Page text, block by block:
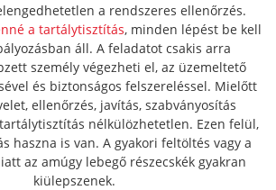
a rendszeres ellenőrzés.
a tartálytisztítás, minden lépést be kell
áll. A feladatot csakis arra
személy végezheti el, az üzemeltető
és biztonságos felszereléssel. Mielőtt
ellenőrzés, javítás, szabványosítás
nélkülözhetetlen. Ezen felül,
haszna is van. A gyakori feltöltés vagy a
az amúgy lebegő részecskék gyakran
kiülepszenek.